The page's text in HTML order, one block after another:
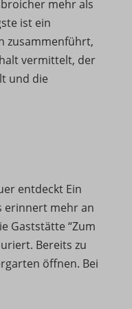
mehr als
ist ein
zusammenführt,
vermittelt, der
und die
entdeckt Ein
erinnert mehr an
Gaststätte “Zum
Bereits zu
öffnen. Bei
mit unserer Website
oder Publishern
und Dienste, die